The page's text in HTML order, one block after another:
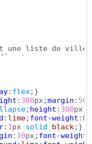
une liste de villes
></ div>
: flex; }
: 300px;margin : 50
; height : 300px;
: lime; font-weight :
: 1px solid black; }
: 10px; font-weight